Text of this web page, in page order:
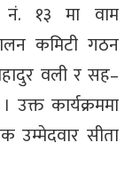
नं. १३ मा वाम
कमिटी गठन
वली र सह–
कार्यक्रममा
उम्मेदवार सीता